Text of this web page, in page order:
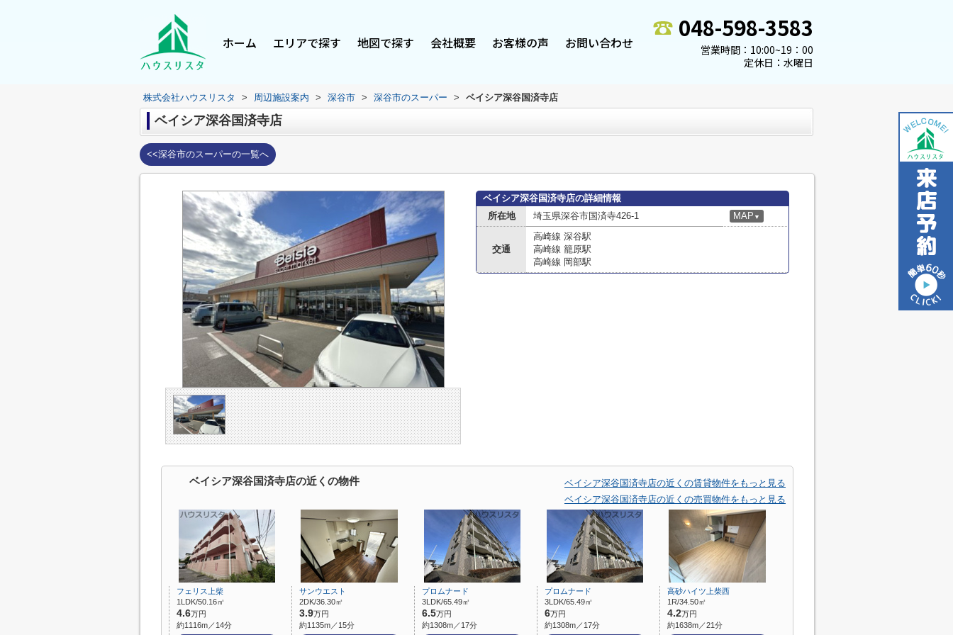
ホーム エリアで探す 地図で探す 会社概要 お客様の声 お問い合わせ
048-598-3583
営業時間：10:00~19：00
定休日：水曜日
株式会社ハウスリスタ > 周辺施設案内 > 深谷市 > 深谷市のスーパー > ベイシア深谷国済寺店
ベイシア深谷国済寺店
<<深谷市のスーパーの一覧へ
ベイシア深谷国済寺店の詳細情報
所在地
埼玉県深谷市国済寺426-1 MAP ▼
交通
高崎線 深谷駅
高崎線 籠原駅
高崎線 岡部駅
ベイシア深谷国済寺店の近くの物件
ベイシア深谷国済寺店の近くの賃貸物件をもっと見る
ベイシア深谷国済寺店の近くの売買物件をもっと見る
フェリス上柴
1LDK/50.16㎡
4.6万円
約1116m／14分
サンウエスト
2DK/36.30㎡
3.9万円
約1135m／15分
プロムナード
3LDK/65.49㎡
6.5万円
約1308m／17分
プロムナード
3LDK/65.49㎡
6万円
約1308m／17分
高砂ハイツ上柴西
1R/34.50㎡
4.2万円
約1638m／21分